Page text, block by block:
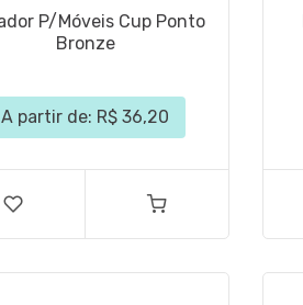
P/Móveis Cup Ponto
Bronze
A partir de: R$ 36,20